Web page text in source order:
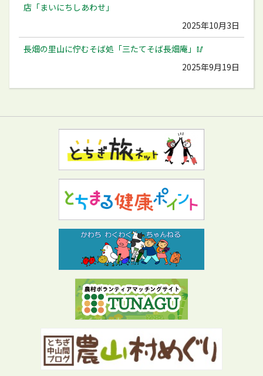
店「まいにちしあわせ」
2025年10月3日
長畑の里山に佇むそば処「三たてそば長畑庵」🥢
2025年9月19日